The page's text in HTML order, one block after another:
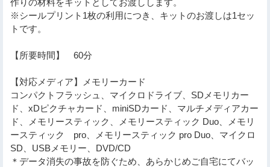
作りの材料をキットとしてお渡しします。
※シールプリント1枚の利用につき、キットのお渡しは1セッ
トです。
【所要時間】 60分
【対応メディア】メモリーカード
コンパクトフラッシュ、マイクロドライブ、SDメモリカー
ド、xDピクチャカード、miniSDカード、マルチメディアカー
ド、メモリースティック、メモリースティック Duo、メモリ
ースティック pro、メモリースティック pro Duo、マイクロ
SD、USBメモリー、DVD/CD
＊データ消失の事故を防ぐため、あらかじめご自宅にてバッ